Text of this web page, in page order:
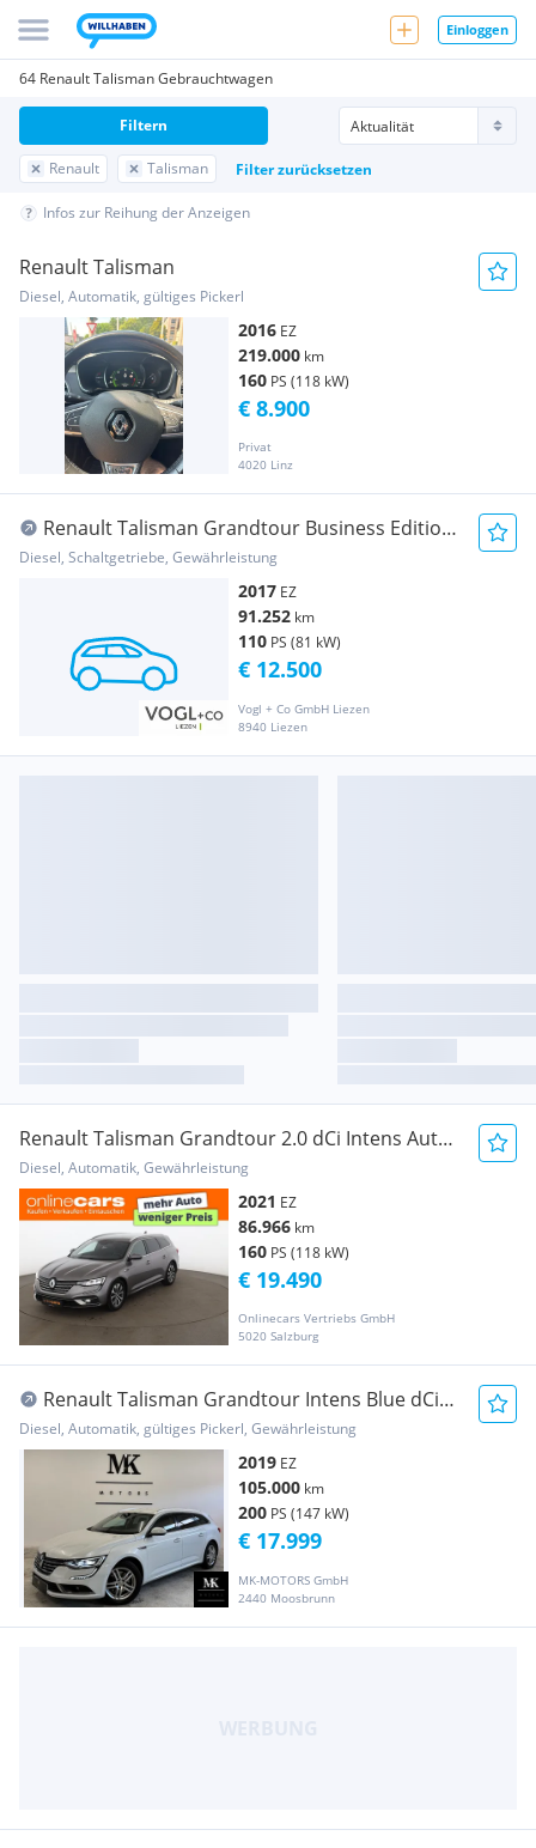
Einloggen
64 Renault Talisman Gebrauchtwagen
Renault Talisman Filter zurücksetzen
Filtern
Infos zur Reihung der Anzeigen
Renault Talisman
Diesel, Automatik, gültiges Pickerl
2016 EZ
219.000 km
160 PS (118 kW)
Privat
4020 Linz
€ 8.900
Renault Talisman Grandtour Business Edition
Energy dCi 110
Diesel, Schaltgetriebe, Gewährleistung
2017 EZ
91.252 km
110 PS (81 kW)
Vogl + Co GmbH Liezen
8940 Liezen
€ 12.500
Renault Talisman Grandtour 2.0 dCi Intens Aut
LED NAVI
Diesel, Automatik, Gewährleistung
2021 EZ
86.966 km
160 PS (118 kW)
Onlinecars Vertriebs GmbH
5020 Salzburg
€ 19.490
Renault Talisman Grandtour Intens Blue dCi
200 EDC
Diesel, Automatik, gültiges Pickerl, Gewährleistung
2019 EZ
105.000 km
200 PS (147 kW)
MK-MOTORS GmbH
2440 Moosbrunn
€ 17.999